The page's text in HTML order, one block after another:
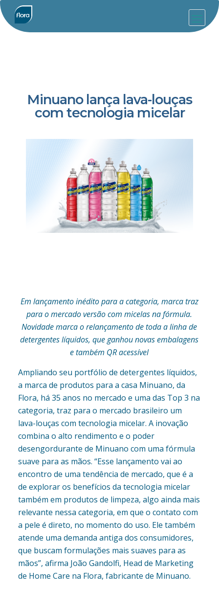
Minuano lança lava-louças
com tecnologia micelar
Em lançamento inédito para a categoria, marca traz
para o mercado versão com micelas na fórmula.
Novidade marca o relançamento de toda a linha de
detergentes líquidos, que ganhou novas embalagens
e também QR acessível
Ampliando seu portfólio de detergentes líquidos,
a marca de produtos para a casa Minuano, da
Flora, há 35 anos no mercado e uma das Top 3 na
categoria, traz para o mercado brasileiro um
lava-louças com tecnologia micelar. A inovação
combina o alto rendimento e o poder
desengordurante de Minuano com uma fórmula
suave para as mãos. “Esse lançamento vai ao
encontro de uma tendência de mercado, que é a
de explorar os benefícios da tecnologia micelar
também em produtos de limpeza, algo ainda mais
relevante nessa categoria, em que o contato com
a pele é direto, no momento do uso. Ele também
atende uma demanda antiga dos consumidores,
que buscam formulações mais suaves para as
mãos”, afirma João Gandolfi, Head de Marketing
de Home Care na Flora, fabricante de Minuano.